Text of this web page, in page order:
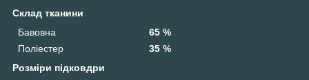
Склад тканини
Бавовна
65 %
Поліестер
35 %
Розміри підковдри